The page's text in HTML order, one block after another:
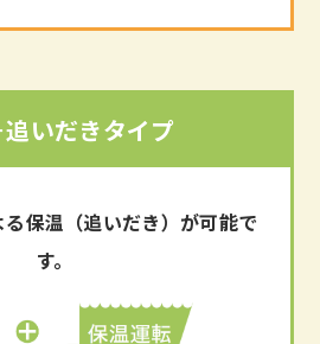
いだきタイプ
保温（追いだき）が可能で
す。